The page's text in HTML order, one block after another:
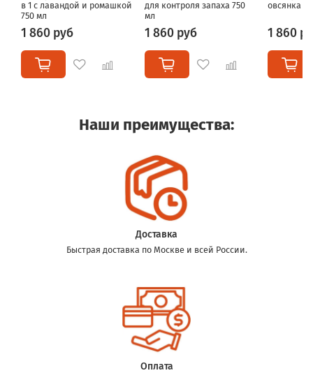
в 1 с лавандой и ромашкой
750 мл
1 860 руб
для контроля запаха 750
мл
1 860 руб
овсянка
1 860
Наши преимущества:
Доставка
Быстрая доставка по Москве и всей России.
Оплата